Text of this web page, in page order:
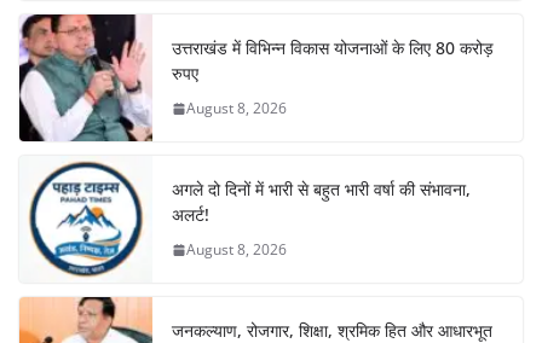
उत्तराखंड में विभिन्न विकास योजनाओं के लिए 80 करोड़
रुपए
August 8, 2026
अगले दो दिनों में भारी से बहुत भारी वर्षा की संभावना,
अलर्ट!
August 8, 2026
जनकल्याण, रोजगार, शिक्षा, श्रमिक हित और आधारभूत